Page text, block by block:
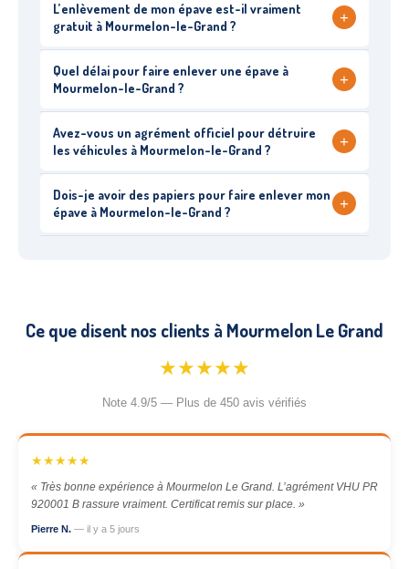
L’enlèvement de mon épave est-il vraiment
gratuit à Mourmelon-le-Grand ?
+
Quel délai pour faire enlever une épave à
Mourmelon-le-Grand ?
+
Avez-vous un agrément officiel pour détruire
les véhicules à Mourmelon-le-Grand ?
+
Dois-je avoir des papiers pour faire enlever mon
épave à Mourmelon-le-Grand ?
+
Ce que disent nos clients à Mourmelon Le Grand
★★★★★
Note 4.9/5 — Plus de 450 avis vérifiés
★★★★★
« Très bonne expérience à Mourmelon Le Grand. L’agrément VHU PR
920001 B rassure vraiment. Certificat remis sur place. »
Pierre N. — il y a 5 jours